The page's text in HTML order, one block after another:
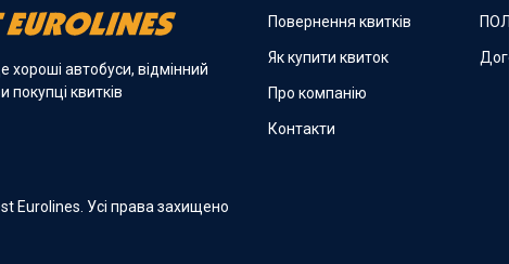
хороші автобуси, відмінний
покупці квитків
Eurolines. Усі права захищено
Повернення квитків
Як купити квиток
Про компанію
Контакти